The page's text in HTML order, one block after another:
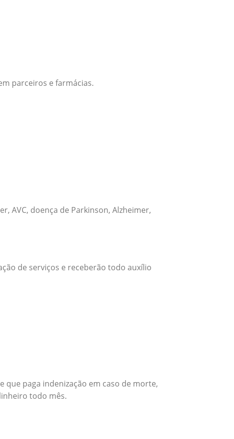
parceiros e farmácias.
AVC, doença de Parkinson, Alzheimer,
de serviços e receberão todo auxílio
que paga indenização em caso de morte,
todo mês.